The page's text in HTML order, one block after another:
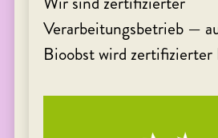
Verarbeitungsbetrieb —
Bioobst wird zertifizierter